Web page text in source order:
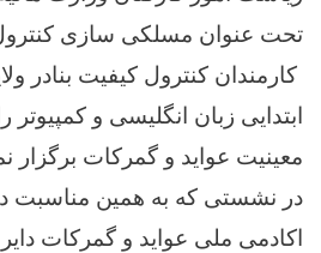
تحت عنوان مسلکی سازی
کارمندان کنترول کیفیت بنادر
ابتدایی زبان انگلیسی و کمپیوتر
معینیت عواید و گمرکات برگزار
در نشستی که به همین مناسبت
اکادمی ملی عواید و گمرکات